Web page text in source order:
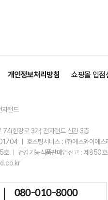
개인정보처리방침 쇼핑몰 입점
자랜드
74(한강로 3가) 전자랜드 신관 3층
ㅣ 호스팅서비스 : ㈜에스와이에
호 ㅣ 건강기능식품판매업신고 : 제850
080-010-8000